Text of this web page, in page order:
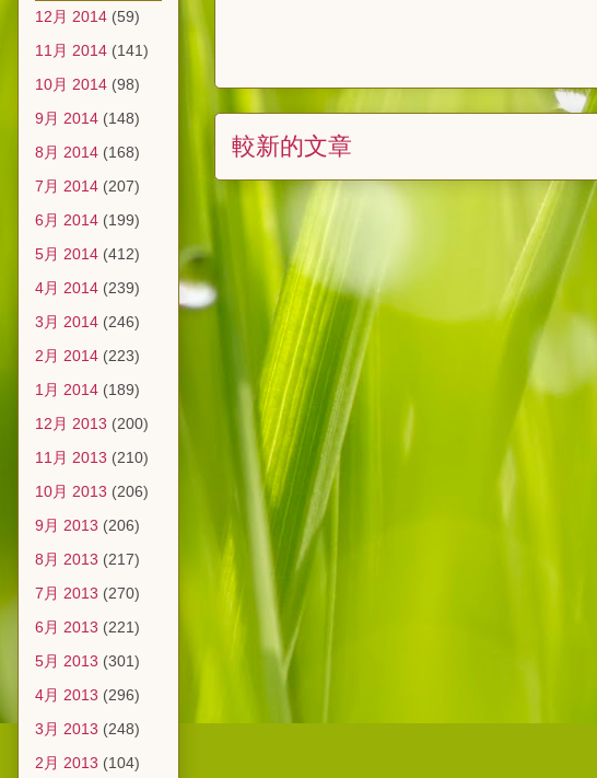
較新的文章
12月 2014 (59)
11月 2014 (141)
10月 2014 (98)
9月 2014 (148)
8月 2014 (168)
7月 2014 (207)
6月 2014 (199)
5月 2014 (412)
4月 2014 (239)
3月 2014 (246)
2月 2014 (223)
1月 2014 (189)
12月 2013 (200)
11月 2013 (210)
10月 2013 (206)
9月 2013 (206)
8月 2013 (217)
7月 2013 (270)
6月 2013 (221)
5月 2013 (301)
4月 2013 (296)
3月 2013 (248)
2月 2013 (104)